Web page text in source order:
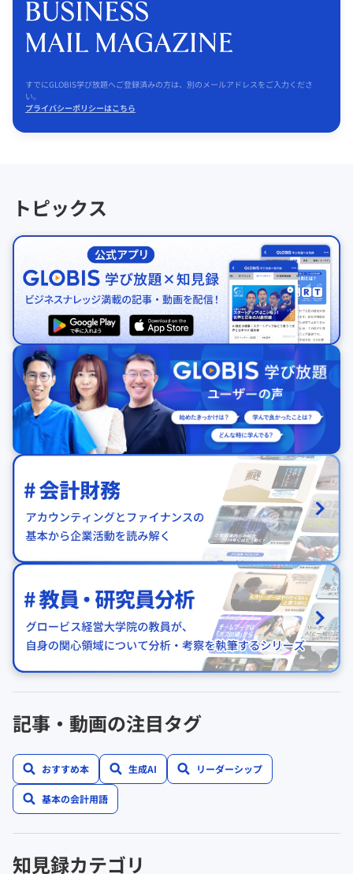
すでにGLOBIS学び放題へご登録済みの方は、別のメールアドレスをご入力くださ
い。
プライバシーポリシーはこちら
トピックス
記事・動画の注目タグ
おすすめ本 生成AI リーダーシップ
基本の会計用語
知見録カテゴリ